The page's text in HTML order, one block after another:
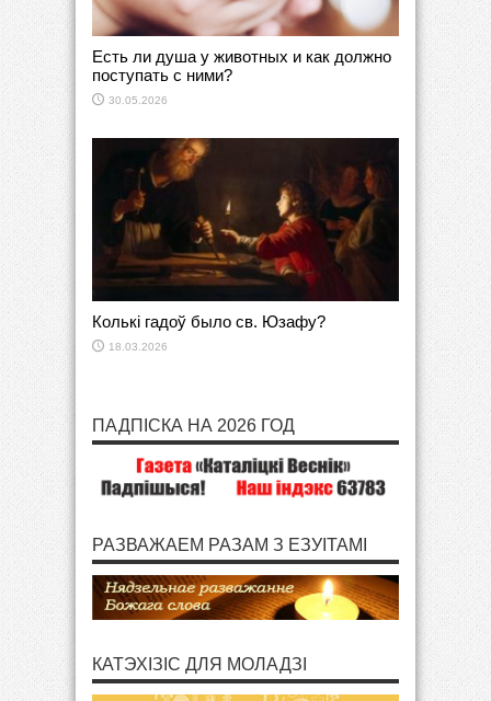
Есть ли душа у животных и как должно
поступать с ними?
30.05.2026
Колькі гадоў было св. Юзафу?
18.03.2026
ПАДПІСКА НА 2026 ГОД
РАЗВАЖАЕМ РАЗАМ З ЕЗУІТАМІ
КАТЭХІЗІС ДЛЯ МОЛАДЗІ